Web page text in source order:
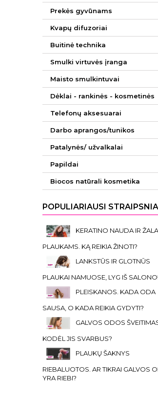
Prekės gyvūnams
Kvapų difuzoriai
Buitinė technika
Smulki virtuvės įranga
Maisto smulkintuvai
Dėklai - rankinės - kosmetinės
Telefonų aksesuarai
Darbo aprangos/tunikos
Patalynės/ užvalkalai
Papildai
Biocos natūrali kosmetika
POPULIARIAUSI
KERATINO NAUDA IR ŽALA
PLAUKAMS. KĄ REIKIA ŽINOTI?
LANKSTŪS IR GLOTNŪS
PLAUKAI NAMUOSE, LYG IŠ SALONO!
PLEISKANOS. KADA ODA
SAUSA, O KADA REIKIA GYDYTI?
GALVOS ODOS
KODĖL JIS SVARBUS?
PLAUKŲ ŠAKNYS
RIEBALUOTOS. AR TIKRAI GALVOS
YRA RIEBI?